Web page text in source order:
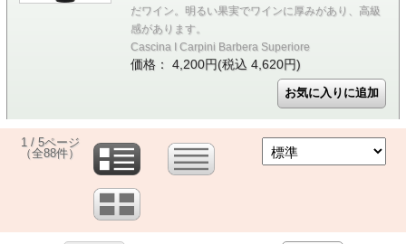
だワイン。明るい果実でワインに厚みがあり、高級
感があります。
Cascina I Carpini Barbera Superiore
価格： 4,200円(税込 4,620円)
1 / 5ページ
（全88件）